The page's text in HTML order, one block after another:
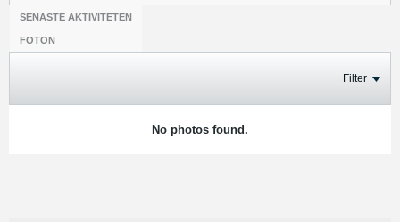
SENASTE AKTIVITETEN
FOTON
Filter
No photos found.